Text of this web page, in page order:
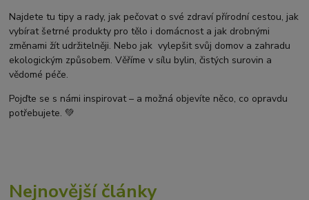
Mastná pokožka hlavy a lupy
Svědění pokožky hlavy
Kvasinky a lupy
diadnostické testy
měření moči
hodnota pH kyselý zásaditý
neutrální
měření pH
Najdete tu tipy a rady, jak pečovat o své zdraví přírodní cestou, jak
vybírat šetrné produkty pro tělo i domácnost a jak drobnými
změnami žít udržitelněji. Nebo jak vylepšit svůj domov a zahradu
ekologickým způsobem. Věříme v sílu bylin, čistých surovin a
vědomé péče.
Pojďte se s námi inspirovat – a možná objevíte něco, co opravdu
potřebujete. 💚
Nejnovější články